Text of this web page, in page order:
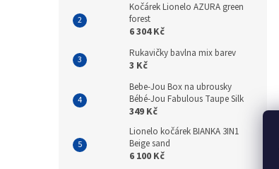
Kočárek Lionelo AZURA green
forest
6 304 Kč
Rukavičky bavlna mix barev
3 Kč
Bebe-Jou Box na ubrousky
Bébé-Jou Fabulous Taupe Silk
349 Kč
Lionelo kočárek BIANKA 3IN1
Beige sand
6 100 Kč